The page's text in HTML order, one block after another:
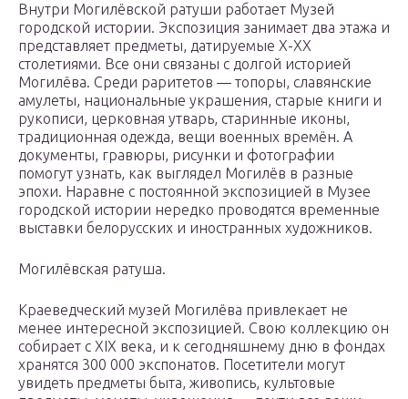
Внутри Могилёвской ратуши работает Музей
городской истории. Экспозиция занимает два этажа и
представляет предметы, датируемые X-XX
столетиями. Все они связаны с долгой историей
Могилёва. Среди раритетов — топоры, славянские
амулеты, национальные украшения, старые книги и
рукописи, церковная утварь, старинные иконы,
традиционная одежда, вещи военных времён. А
документы, гравюры, рисунки и фотографии
помогут узнать, как выглядел Могилёв в разные
эпохи. Наравне с постоянной экспозицией в Музее
городской истории нередко проводятся временные
выставки белорусских и иностранных художников.
Могилёвская ратуша.
Краеведческий музей Могилёва привлекает не
менее интересной экспозицией. Свою коллекцию он
собирает с XIX века, и к сегодняшнему дню в фондах
хранятся 300 000 экспонатов. Посетители могут
увидеть предметы быта, живопись, культовые